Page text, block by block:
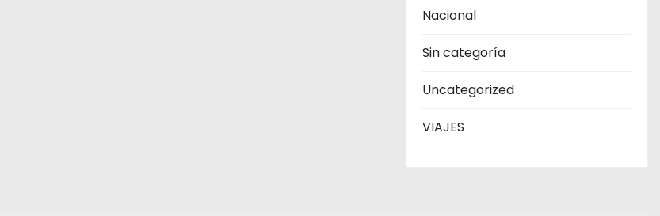
Nacional
Sin categoría
Uncategorized
VIAJES